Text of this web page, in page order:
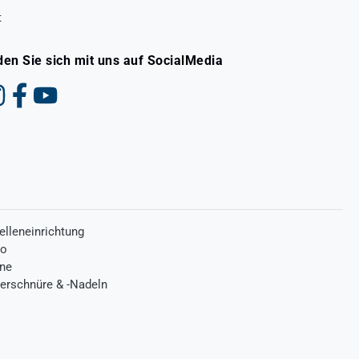
& -Nadeln
Sie sich mit uns auf SocialMedia